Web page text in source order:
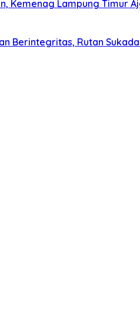
Kemenag Lampung Timur
Berintegritas, Rutan